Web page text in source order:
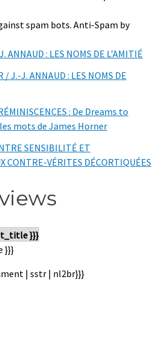
spam bots. Anti-Spam by
ANNAUD : LES NOMS DE L’AMITIÉ
/ J.-J. ANNAUD : LES NOMS DE
: De Dreams to
mots de James Horner
SENSIBILITÉ ET
CONTRE-VÉRITES DÉCORTIQUÉES
}}}
}}}
| sstr | nl2br}}}